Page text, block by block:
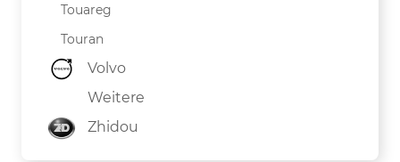
Touareg
Touran
Volvo
Weitere
Zhidou